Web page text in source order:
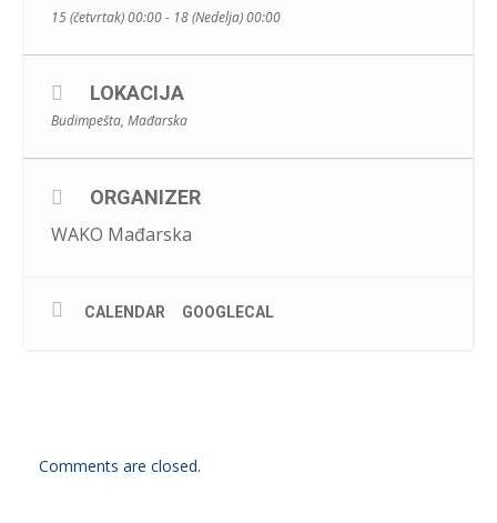
15 (četvrtak) 00:00 - 18 (Nedelja) 00:00
LOKACIJA
Budimpešta, Mađarska
ORGANIZER
WAKO Mađarska
CALENDAR GOOGLECAL
Comments are closed.